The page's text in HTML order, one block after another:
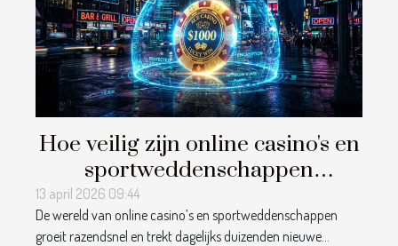
Hoe veilig zijn online casino's en
sportweddenschappen
13 april 2026 09:44
De wereld van online casino’s en sportweddenschappen
groeit razendsnel en trekt dagelijks duizenden nieuwe...